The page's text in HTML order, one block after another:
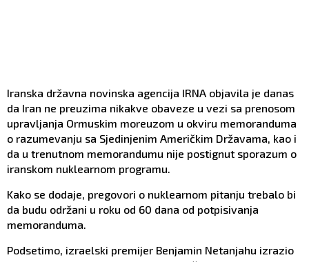
Iranska državna novinska agencija IRNA objavila je danas
da Iran ne preuzima nikakve obaveze u vezi sa prenosom
upravljanja Ormuskim moreuzom u okviru memoranduma
o razumevanju sa Sjedinjenim Američkim Državama, kao i
da u trenutnom memorandumu nije postignut sporazum o
iranskom nuklearnom programu.
Kako se dodaje, pregovori o nuklearnom pitanju trebalo bi
da budu održani u roku od 60 dana od potpisivanja
memoranduma.
Podsetimo, izraelski premijer Benjamin Netanjahu izrazio